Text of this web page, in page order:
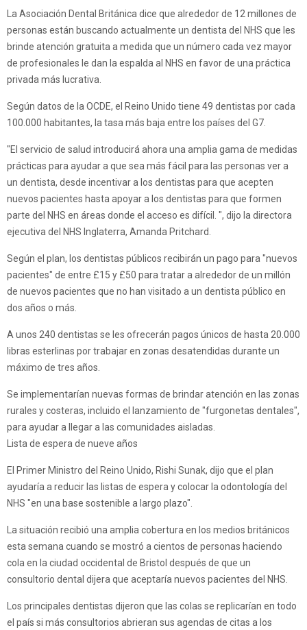
La Asociación Dental Británica dice que alrededor de 12 millones de
personas están buscando actualmente un dentista del NHS que les
brinde atención gratuita a medida que un número cada vez mayor
de profesionales le dan la espalda al NHS en favor de una práctica
privada más lucrativa.
Según datos de la OCDE, el Reino Unido tiene 49 dentistas por cada
100.000 habitantes, la tasa más baja entre los países del G7.
"El servicio de salud introducirá ahora una amplia gama de medidas
prácticas para ayudar a que sea más fácil para las personas ver a
un dentista, desde incentivar a los dentistas para que acepten
nuevos pacientes hasta apoyar a los dentistas para que formen
parte del NHS en áreas donde el acceso es difícil. ", dijo la directora
ejecutiva del NHS Inglaterra, Amanda Pritchard.
Según el plan, los dentistas públicos recibirán un pago para "nuevos
pacientes" de entre £15 y £50 para tratar a alrededor de un millón
de nuevos pacientes que no han visitado a un dentista público en
dos años o más.
A unos 240 dentistas se les ofrecerán pagos únicos de hasta 20.000
libras esterlinas por trabajar en zonas desatendidas durante un
máximo de tres años.
Se implementarían nuevas formas de brindar atención en las zonas
rurales y costeras, incluido el lanzamiento de "furgonetas dentales",
para ayudar a llegar a las comunidades aisladas.
Lista de espera de nueve años
El Primer Ministro del Reino Unido, Rishi Sunak, dijo que el plan
ayudaría a reducir las listas de espera y colocar la odontología del
NHS "en una base sostenible a largo plazo".
La situación recibió una amplia cobertura en los medios británicos
esta semana cuando se mostró a cientos de personas haciendo
cola en la ciudad occidental de Bristol después de que un
consultorio dental dijera que aceptaría nuevos pacientes del NHS.
Los principales dentistas dijeron que las colas se replicarían en todo
el país si más consultorios abrieran sus agendas de citas a los